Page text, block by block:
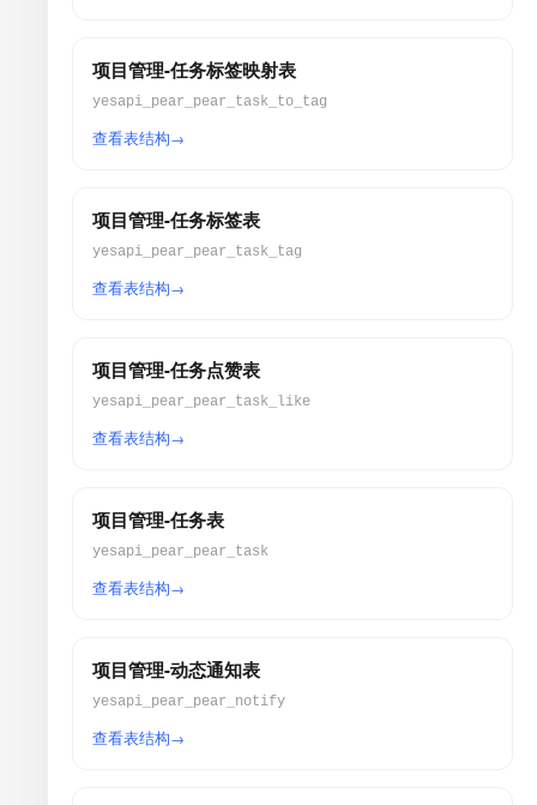
项目管理-任务标签映射表
yesapi_pear_pear_task_to_tag
查看表结构
项目管理-任务标签表
yesapi_pear_pear_task_tag
查看表结构
项目管理-任务点赞表
yesapi_pear_pear_task_like
查看表结构
项目管理-任务表
yesapi_pear_pear_task
查看表结构
项目管理-动态通知表
yesapi_pear_pear_notify
查看表结构